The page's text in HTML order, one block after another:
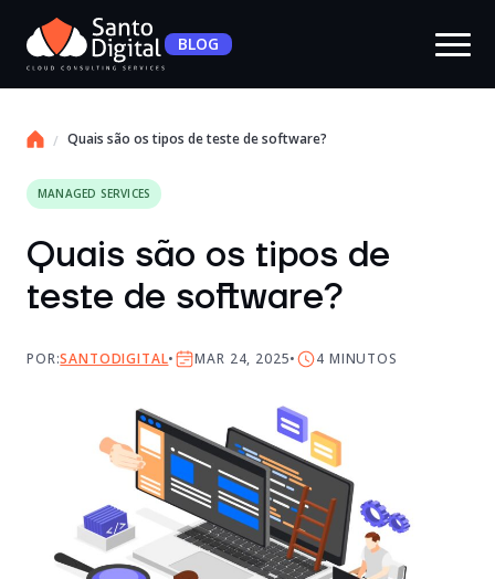
BLOG
Quais são os tipos de teste de software?
MANAGED SERVICES
Quais são os tipos de
teste de software?
POR:SANTODIGITAL MAR 24, 2025 4 MINUTOS